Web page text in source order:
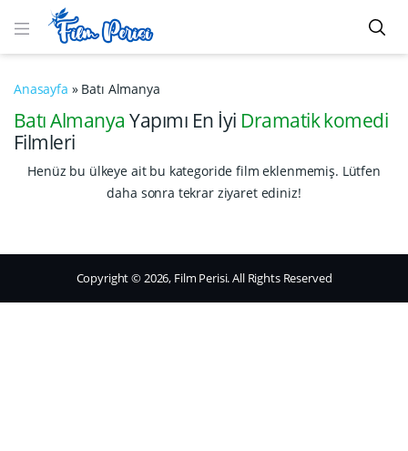
Anasayfa » Batı Almanya
Batı Almanya Yapımı En İyi Dramatik komedi
Filmleri
Henüz bu ülkeye ait bu kategoride film eklenmemiş. Lütfen
daha sonra tekrar ziyaret ediniz!
Copyright © 2026, Film Perisi. All Rights Reserved